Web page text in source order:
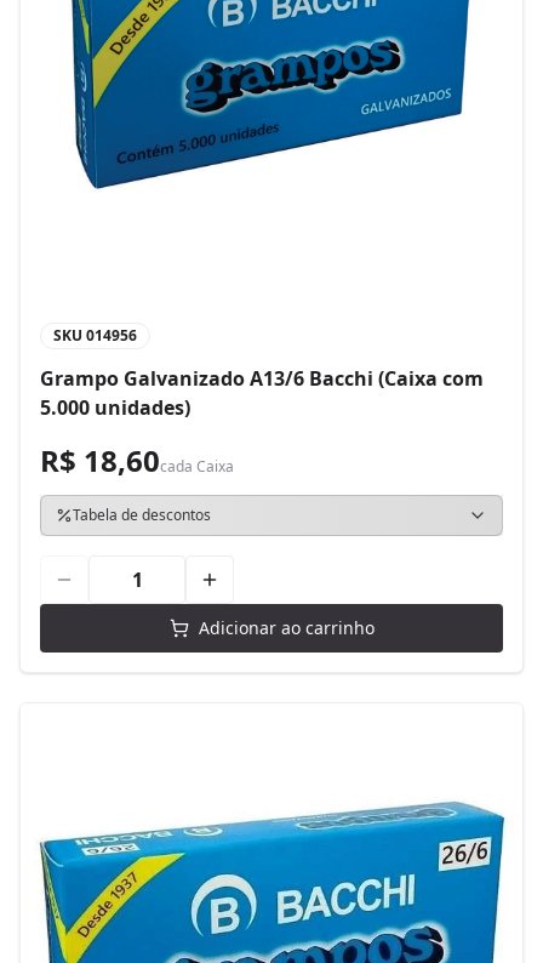
SKU 014956
Grampo Galvanizado A13/6 Bacchi (Caixa com
5.000 unidades)
R$ 18,60cada Caixa
Tabela de descontos
Adicionar ao carrinho